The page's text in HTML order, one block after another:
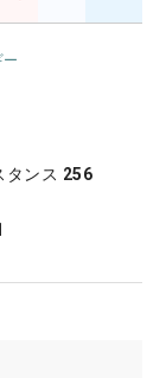
タンス 256